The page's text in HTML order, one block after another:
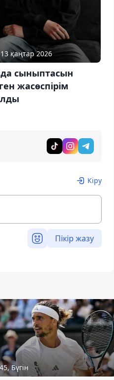
қаңтар 2026
сыныптасын
жасөспірім
Кіру
Пікір жазу
Бүгін